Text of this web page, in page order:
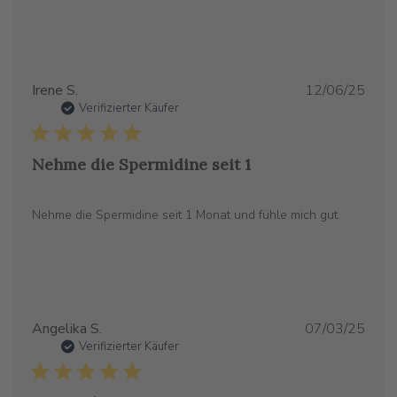
Irene S.
Verifizierter Käufer
Nehme die Spermidine seit 1
Nehme die Spermidine seit 1 Monat und fühle mich gut.
12/06/25
Angelika S.
Verifizierter Käufer
07/03/25